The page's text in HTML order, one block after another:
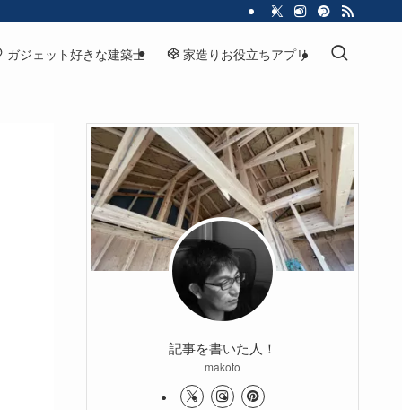
ガジェット好きな建築士 家造りお役立ちアプリ
記事を書いた人！
makoto